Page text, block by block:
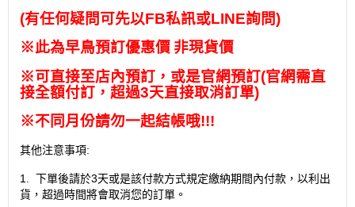
(有任何疑問可先以FB私訊或LINE詢問)
※此為早鳥預訂優惠價 非現貨價
※可直接至店內預訂，或是官網預訂(官網需直
接全額付訂，超過3天直接取消訂單)
※不同月份請勿一起結帳哦!!!
其他注意事項:
1. 下單後請於3天或是該付款方式規定繳納期間內付款，以利出
貨，超過時間將會取消您的訂單。